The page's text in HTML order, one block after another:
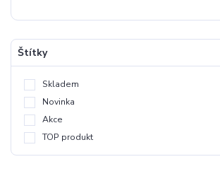
Štítky
Skladem
Novinka
Akce
TOP produkt